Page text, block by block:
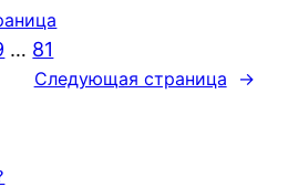
… 81
Следующая страница →